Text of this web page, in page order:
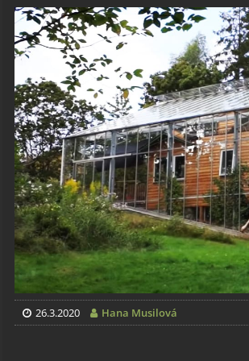
26.3.2020 Hana Musilová